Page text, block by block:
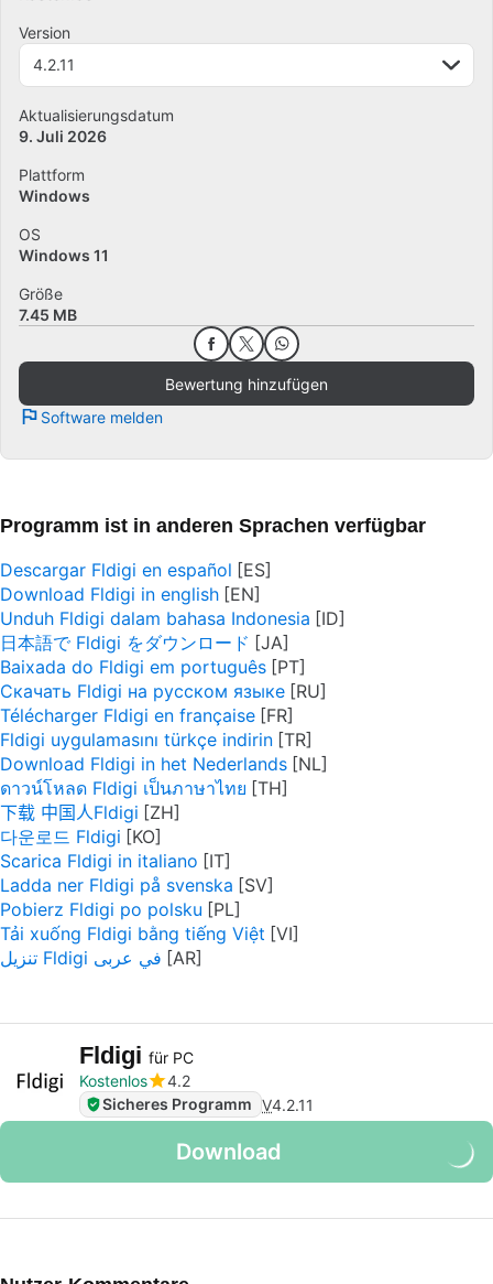
Version
4.2.11
Aktualisierungsdatum
9. Juli 2026
Plattform
Windows
OS
Windows 11
Größe
7.45 MB
Bewertung hinzufügen
Software melden
Programm ist in anderen Sprachen verfügbar
Descargar Fldigi en español
Download Fldigi in english
Unduh Fldigi dalam bahasa Indonesia
日本語で Fldigi をダウンロード
Baixada do Fldigi em português
Скачать Fldigi на русском языке
Télécharger Fldigi en française
Fldigi uygulamasını türkçe indirin
Download Fldigi in het Nederlands
ดาวน์โหลด Fldigi เป็นภาษาไทย
下载 中国人Fldigi
다운로드 Fldigi
Scarica Fldigi in italiano
Ladda ner Fldigi på svenska
Pobierz Fldigi po polsku
Tải xuống Fldigi bằng tiếng Việt
تنزيل Fldigi في عربى
Fldigi für PC
Kostenlos
4.2
Sicheres Programm V4.2.11
Download